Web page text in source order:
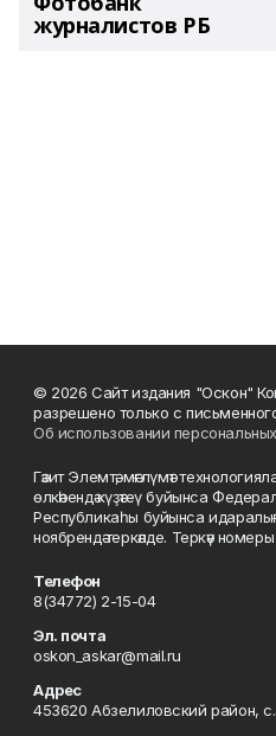
журналистов РБ
© 2026 Сайт издания "Оскон"
разрешено только с
Об использовании
Гәзит Элемтә, мәғлүмәт
өлкәһендә күҙәтеү буйынса
Республикаһы буйынса
ноябрендә теркәлде. Теркәү
Телефон
8(34772) 2-15-04
Эл. почта
oskon_askar@mail.ru
Адрес
453620 Абзелиловский район,